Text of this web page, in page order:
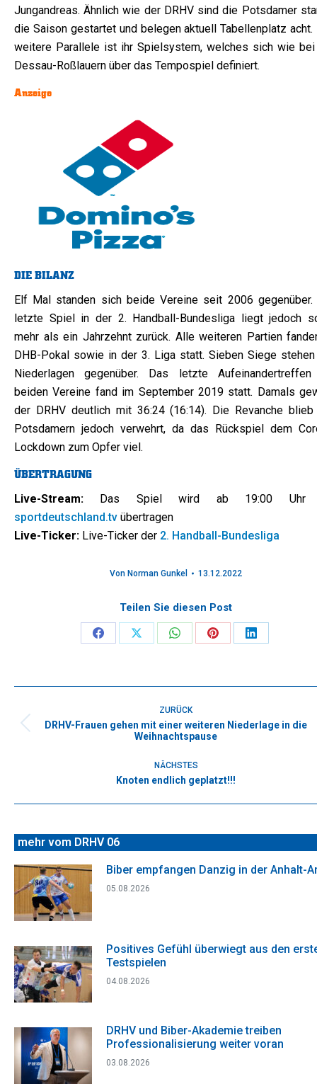
Jungandreas. Ähnlich wie der DRHV sind die Potsdamer
die Saison gestartet und belegen aktuell Tabellenplatz acht.
weitere Parallele ist ihr Spielsystem, welches sich wie
Dessau-Roßlauern über das Tempospiel definiert.
Anzeige
DIE BILANZ
Elf Mal standen sich beide Vereine seit 2006 gegenüber.
letzte Spiel in der 2. Handball-Bundesliga liegt jedoch
mehr als ein Jahrzehnt zurück. Alle weiteren Partien
DHB-Pokal sowie in der 3. Liga statt. Sieben Siege
Niederlagen gegenüber. Das letzte
beiden Vereine fand im September 2019 statt. Damals
der DRHV deutlich mit 36:24 (16:14). Die Revanche
Potsdamern jedoch verwehrt, da das Rückspiel dem
Lockdown zum Opfer viel.
ÜBERTRAGUNG
Live-Stream: Das Spiel wird ab 19:00 Uhr
sportdeutschland.tv übertragen
Live-Ticker: Live-Ticker der 2. Handball-Bundesliga
Von Norman Gunkel 13.12.2022
Teilen Sie diesen Post
Share
Facebook
Share
X
Share
WhatsApp
Share
Pinterest
Share
LinkedIn
ZURÜCK
Vorheriger
DRHV-Frauen gehen mit einer weiteren Niederlage in die
Weihnachtspause
NÄCHSTES
Nächster
Knoten endlich geplatzt!!!
mehr vom DRHV 06
Biber empfangen Danzig in der Anhalt-
05.08.2026
Positives Gefühl überwiegt aus den
Testspielen
04.08.2026
DRHV und Biber-Akademie treiben
Professionalisierung weiter voran
03.08.2026